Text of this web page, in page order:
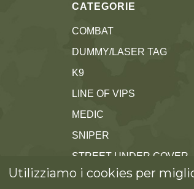
CATEGORIE
COMBAT
DUMMY/LASER TAG
K9
LINE OF VIPS
MEDIC
SNIPER
STREET UNDER COVER
SURVIVAL
Utilizziamo i cookies per